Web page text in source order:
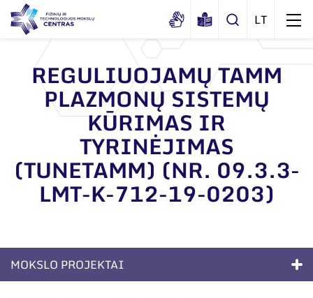
Apie mus
Dokumentai
Sertifikatai ir akreditavimo pažymėjimai
Viešieji pirkimai
Korupcijos prevencija
Darbuotojams
Nuorodos
Struktūra
Administracija
Administraciniai skyriai
Tarptautinė patarėjų taryba
Naujienos
Renginiai
Leidiniai
Darbuotojų kontaktai
REGULIUOJAMŲ TAMM
PLAZMONŲ SISTEMŲ
KŪRIMAS IR
TYRINĖJIMAS
(TUNETAMM) (NR. 09.3.3-
LMT-K-712-19-0203)
MOKSLO PROJEKTAI